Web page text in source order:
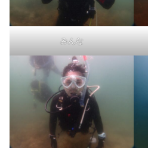
みんな